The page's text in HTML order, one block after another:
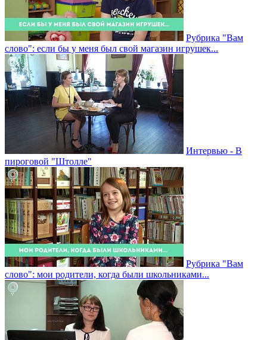
Рубрика "Вам
слово": если бы у меня был свой магазин игрушек...
Интервью - В
пироговой "Штолле"
Рубрика "Вам
слово": мои родители, когда были школьниками...